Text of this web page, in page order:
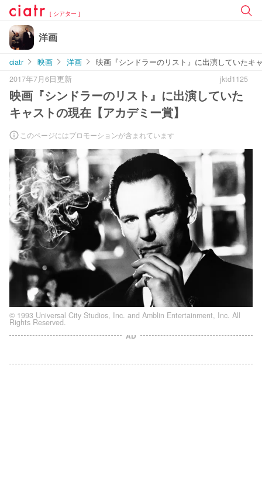
[ シアター ]
洋画
ciatr 映画 洋画
映画『シンドラーのリスト』に出演していたキ
2017年7月6日更新
jktd1125
映画『シンドラーのリスト』に出演していた
キャストの現在【アカデミー賞】
このページにはプロモーションが含まれています
© 1993 Universal City Studios, Inc. and Amblin Entertainment, Inc. All
Rights Reserved.
AD